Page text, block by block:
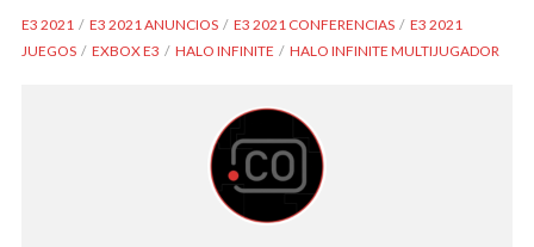
E3 2021 E3 2021 ANUNCIOS E3 2021 CONFERENCIAS
E3 2021
JUEGOS
EXBOX E3 HALO INFINITE HALO INFINITE MULTIJUGADOR